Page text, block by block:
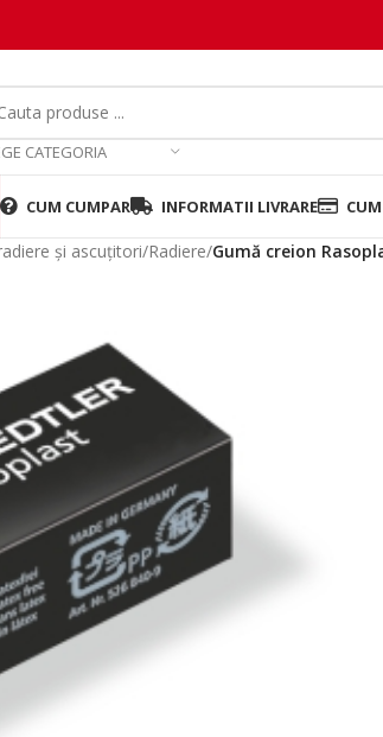
CATEGORIA
CUM CUMPAR INFORMATII LIVRARE
și ascuțitori/Radiere/Gumă creion